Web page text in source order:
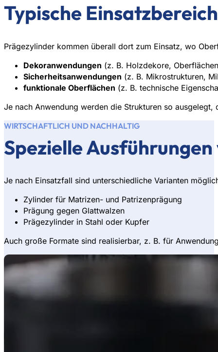
Typische
Prägezylinder kommen überall dort zum Einsatz, wo
Dekoranwendungen (z. B. Holzdekore,
Sicherheitsanwendungen (z. B. Mikrostrukturen,
funktionale Oberflächen (z. B. technische
Je nach Anwendung werden die Strukturen so
WIRTSCHAFTLICH UND NACHHALTIG
Spezielle
Je nach Einsatzfall sind unterschiedliche Varianten
Zylinder für Matrizen- und Patrizenprägung
Prägung gegen Glattwalzen
Prägezylinder in Stahl oder Kupfer
Auch große Formate sind realisierbar, z. B. für